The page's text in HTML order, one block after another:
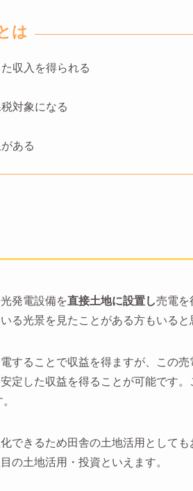
は
収入を得られる
対象になる
ある
発電設備を直接土地に設置し売電を
る光景を見たことがある方もいる
することで収益を得ますが、この
定した収益を得ることが可能です
できるため田舎の土地活用として
の土地活用・投資といえます。